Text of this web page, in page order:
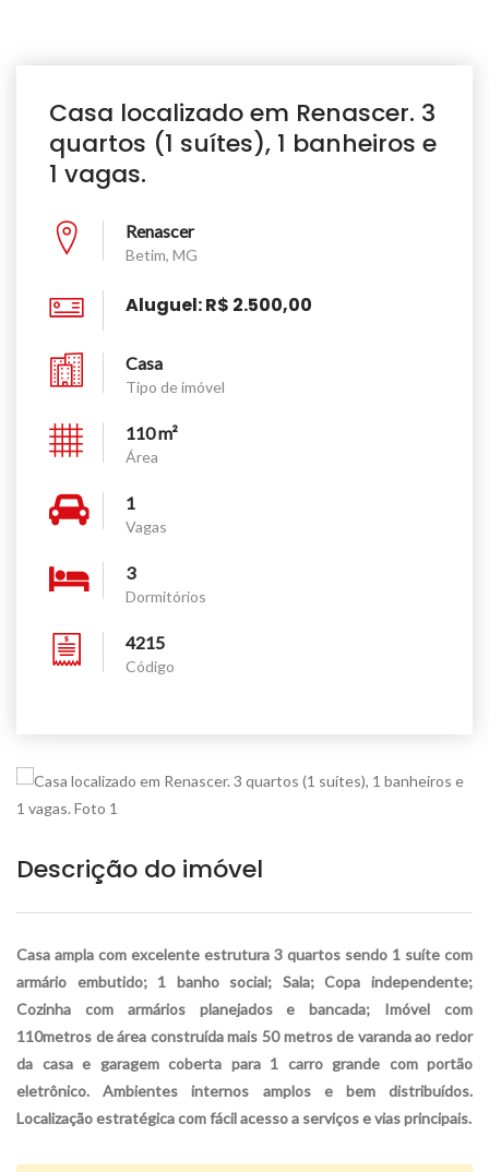
Casa localizado em Renascer. 3
quartos (1 suítes), 1 banheiros e
1 vagas.
Renascer
Betim, MG
Aluguel: R$ 2.500,00
Casa
Tipo de imóvel
110 m²
Área
1
Vagas
3
Dormitórios
4215
Código
Descrição do imóvel
Casa ampla com excelente estrutura 3 quartos sendo 1 suíte com
armário embutido; 1 banho social; Sala; Copa independente;
Cozinha com armários planejados e bancada; Imóvel com
110metros de área construída mais 50 metros de varanda ao redor
da casa e garagem coberta para 1 carro grande com portão
eletrônico. Ambientes internos amplos e bem distribuídos.
Localização estratégica com fácil acesso a serviços e vias principais.